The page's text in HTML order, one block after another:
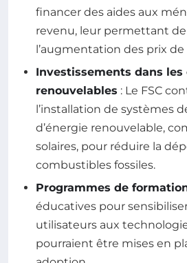
financer des aides aux
revenu, leur permettant de
l’augmentation des prix de
Investissements dans les
renouvelables : Le FSC
l’installation de systèmes
d’énergie renouvelable,
solaires, pour réduire la
combustibles fossiles.
Programmes de
éducatives pour
utilisateurs aux
pourraient être mises en